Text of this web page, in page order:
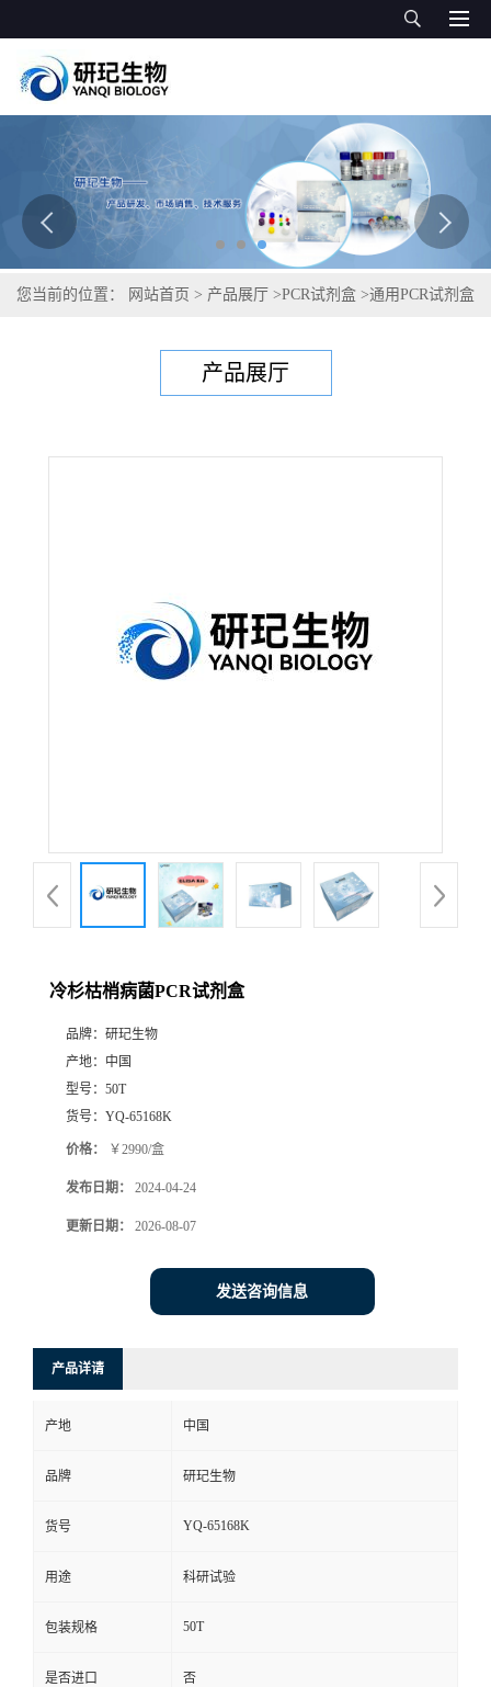
您当前的位置： 网站首页 > 产品展厅 >PCR试剂盒 >通用PCR试剂盒
产品展厅
冷杉枯梢病菌PCR试剂盒
品牌： 研玘生物
产地： 中国
型号： 50T
货号： YQ-65168K
价格： ￥2990/盒
发布日期： 2024-04-24
更新日期： 2026-08-07
发送咨询信息
产品详请
产地 中国
品牌 研玘生物
货号 YQ-65168K
用途 科研试验
包装规格 50T
是否进口 否